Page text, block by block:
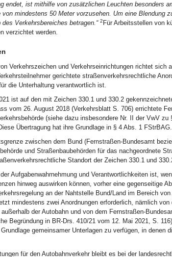
endet, ist mithilfe von zusätzlichen Leuchten besonders
mindestens 50 Meter vorzusehen. Um eine Blendung
Verkehrsbereiches betragen.“ 2 Für Arbeitsstellen von
verzichtet werden.
Verkehrszeichen und Verkehrseinrichtungen richtet sich
gerichtete straßenverkehrsrechtliche
die Unterhaltung verantwortlich ist.
ist auf den mit Zeichen 330.1 und 330.2
vom 26. August 2018 (Verkehrsblatt S. 706) errichtete
(siehe dazu insbesondere Nr. II der VwV
Übertragung hat ihre Grundlage in § 4 Abs. 1 FStrBAG.
zwischen dem Bund (Fernstraßen-Bundesamt
und Straßenbaubehörden für das nachgeordnete
Standort der Zeichen 330.1 und
Aufgabenwahrnehmung und Verantwortlichkeiten ist,
hinweg auswirken können, vorher eine gegenseitige
an der Nahtstelle Bund/Land im Bereich
mindestens zwei Anordnungen erforderlich, nämlich
der Autobahn und von dem Fernstraßen-
Begründung in BR-Drs. 410/21 vom 12. Mai 2021, S.
gemeinsamer Unterlagen zu verfügen, in denen
für den Autobahnverkehr bleibt es bei der